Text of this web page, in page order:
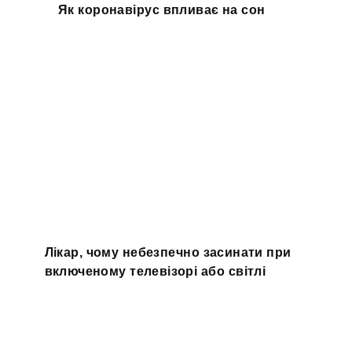
Як коронавірус впливає на сон
Лікар, чому небезпечно засинати при
включеному телевізорі або світлі